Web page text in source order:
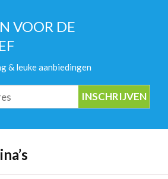
VOOR DE
& leuke aanbiedingen